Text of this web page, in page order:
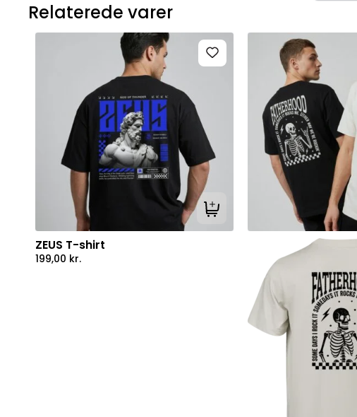
Relaterede varer
Tilføj til kurv
ZEUS T-shirt
199,00 kr.